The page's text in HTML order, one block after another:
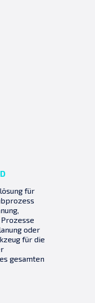
für
oder
für die
gesamten